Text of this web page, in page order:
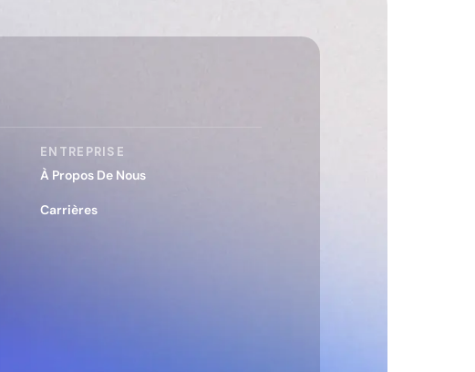
ENTREPRISE
À Propos De Nous
Carrières